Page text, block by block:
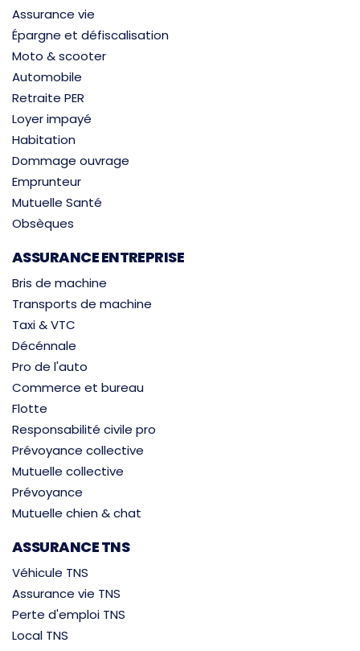
Assurance vie
Épargne et défiscalisation
Moto & scooter
Automobile
Retraite PER
Loyer impayé
Habitation
Dommage ouvrage
Emprunteur
Mutuelle Santé
Obsèques
ASSURANCE ENTREPRISE
Bris de machine
Transports de machine
Taxi & VTC
Décénnale
Pro de l'auto
Commerce et bureau
Flotte
Responsabilité civile pro
Prévoyance collective
Mutuelle collective
Prévoyance
Mutuelle chien & chat
ASSURANCE TNS
Véhicule TNS
Assurance vie TNS
Perte d'emploi TNS
Local TNS